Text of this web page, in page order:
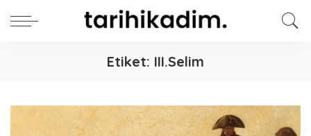
Etiket: III.Selim